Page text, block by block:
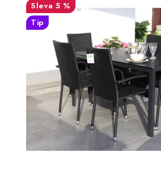
5 %
Tip